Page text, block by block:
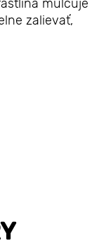
mulčuje
zalievať,